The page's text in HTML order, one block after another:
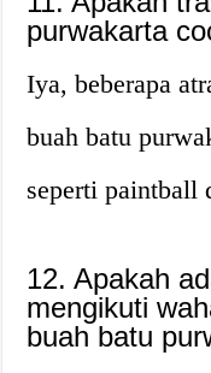
purwakarta
Iya, beberapa
buah batu
seperti paintball
12. Apakah
mengikuti
buah batu